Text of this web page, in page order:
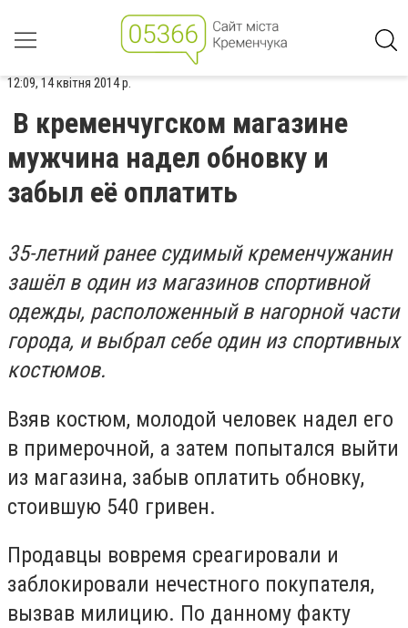
12:09, 14 квітня 2014 р.
В кременчугском магазине
мужчина надел обновку и
забыл её оплатить
35-летний ранее судимый кременчужанин
зашёл в один из магазинов спортивной
одежды, расположенный в нагорной части
города, и выбрал себе один из спортивных
костюмов.
Взяв костюм, молодой человек надел его
в примерочной, а затем попытался выйти
из магазина, забыв оплатить обновку,
стоившую 540 гривен.
Продавцы вовремя среагировали и
заблокировали нечестного покупателя,
вызвав милицию. По данному факту